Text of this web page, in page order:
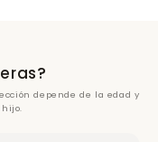
depende de la edad y